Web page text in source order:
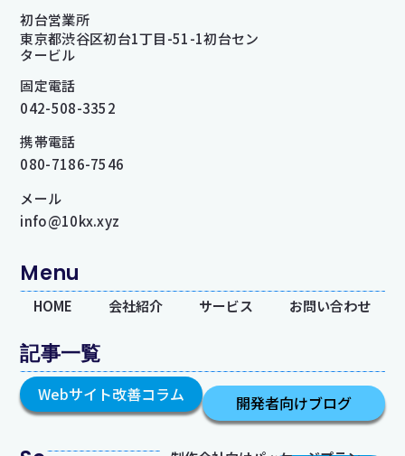
初台営業所
東京都渋谷区初台1丁目-51-1初台セン
タービル
固定電話
042-508-3352
携帯電話
080-7186-7546
メール
info@10kx.xyz
Menu
HOME 会社紹介 サービス お問い合わせ
記事一覧
Webサイト改善コラム 開発者向けブログ